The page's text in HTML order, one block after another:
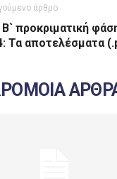
άρθρο
προκριματική
Τα αποτελέσματα